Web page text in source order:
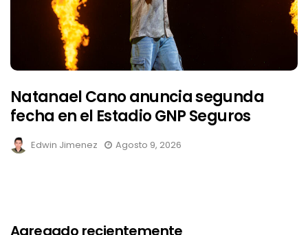
Natanael Cano anuncia segunda
fecha en el Estadio GNP Seguros
Edwin Jimenez Agosto 9, 2026
Agregado recientemente